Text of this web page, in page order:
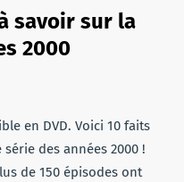
savoir sur la
2000
en DVD. Voici 10 faits
des années 2000 !
de 150 épisodes ont